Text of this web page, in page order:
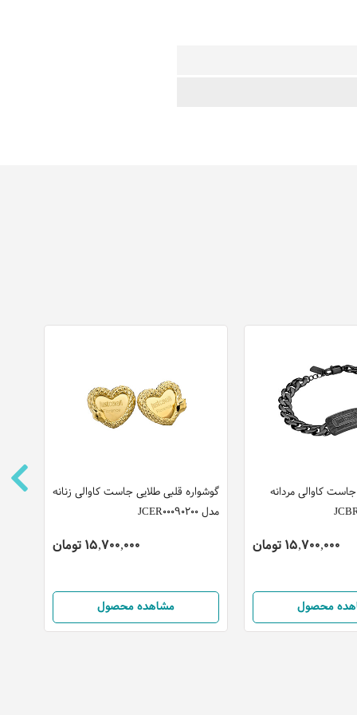
گوشواره قلبی طلایی جاست کاوالی زنانه
مدل JCER00090200
15,700,000 تومان
مشاهده محصول
کاوالی مردانه
15,700,000 تومان
محصول